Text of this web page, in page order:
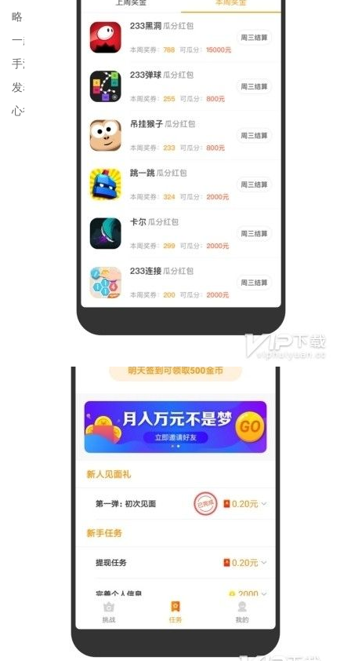
略、游戏工具，助您走向游戏发烧友之路
一起品鉴精品好游，抢先体验内测新游，发现新奇、魔性、二次元
手游，关注排行榜掌握手游市场动向
发表游戏评价，共建高品质游戏交流社区，与千万游戏爱好者交流
心得，与开发者直接沟通